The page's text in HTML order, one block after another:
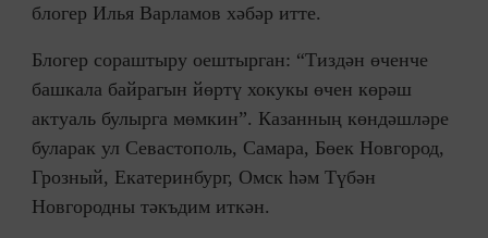
блогер Илья Варламов хәбәр итте.
Блогер сораштыру оештырган: “Тиздән өченче
башкала байрагын йөртү хокукы өчен көрәш
актуаль булырга мөмкин”. Казанның көндәшләре
буларак ул Севастополь, Самара, Бөек Новгород,
Грозный, Екатеринбург, Омск һәм Түбән
Новгородны тәкъдим иткән.